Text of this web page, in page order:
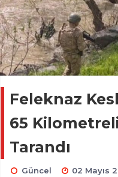
Feleknaz
65
Tarandı
Güncel 02 Mayıs